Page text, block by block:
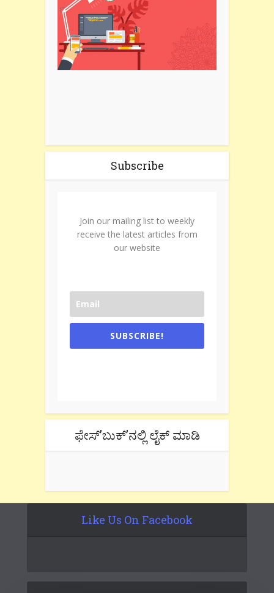
Subscribe
Join our mailing list to weekly
receive the latest articles from
our website
SUBSCRIBE!
ಫೇಸ್’ಬುಕ್’ನಲ್ಲಿ ಲೈಕ್ ಮಾಡಿ
Like Us On Facebook